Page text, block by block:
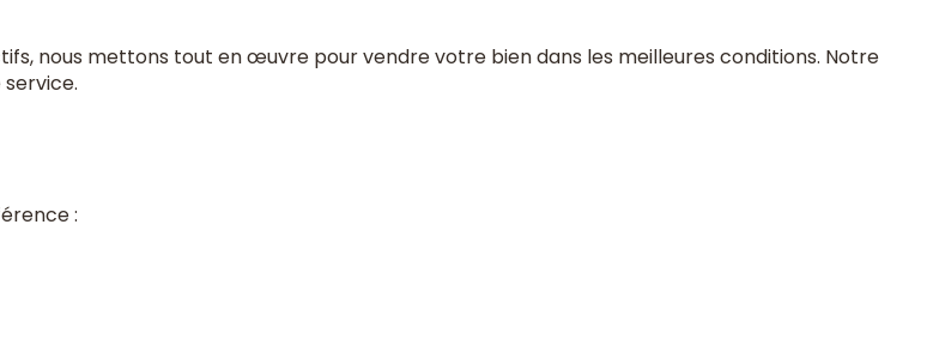
nous mettons tout en œuvre pour vendre votre bien dans les meilleures conditions. Notre
: